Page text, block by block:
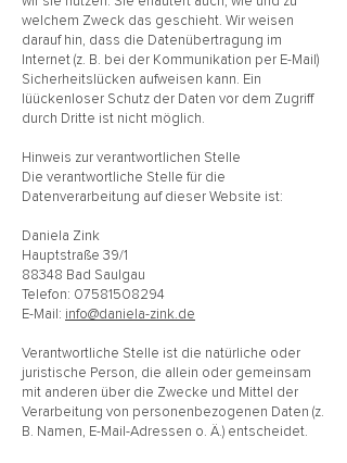
welchem Zweck das geschieht. Wir weisen
darauf hin, dass die Datenübertragung im
Internet (z. B. bei der Kommunikation per E-Mail)
Sicherheitslücken aufweisen kann. Ein
lüückenloser Schutz der Daten vor dem Zugriff
durch Dritte ist nicht möglich.
Hinweis zur verantwortlichen Stelle
Die verantwortliche Stelle für die
Datenverarbeitung auf dieser Website ist:
Daniela Zink
Hauptstraße 39/1
88348 Bad Saulgau
Telefon: 07581508294
E-Mail: info@daniela-zink.de
Verantwortliche Stelle ist die natürliche oder
juristische Person, die allein oder gemeinsam
mit anderen über die Zwecke und Mittel der
Verarbeitung von personenbezogenen Daten (z.
B. Namen, E-Mail-Adressen o. Ä.) entscheidet.